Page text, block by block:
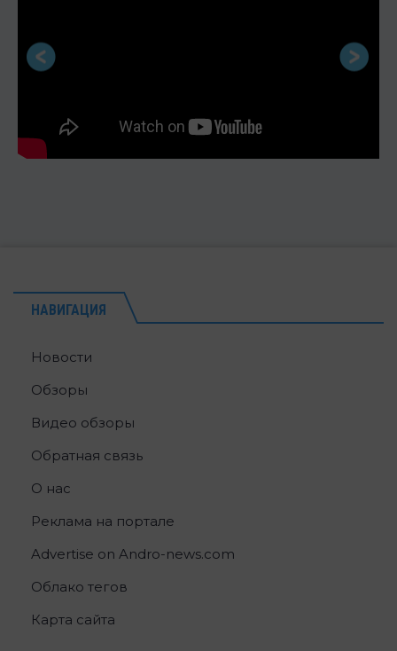
НАВИГАЦИЯ
Новости
Обзоры
Видео обзоры
Обратная связь
О нас
Реклама на портале
Advertise on Andro-news.com
Облако тегов
Карта сайта